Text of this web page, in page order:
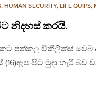
, HUMAN SECURITY, LIFE QUIPS,
නිදහස් කරයි.
පත්කල විකීලික්ස් වෙබ්
පිට මුදා හැරි බව